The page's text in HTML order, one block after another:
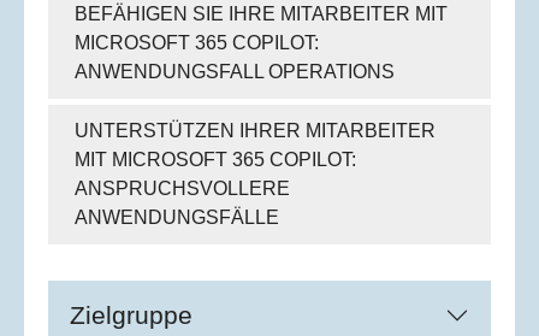
BEFÄHIGEN SIE IHRE MITARBEITER MIT
MICROSOFT 365 COPILOT:
ANWENDUNGSFALL OPERATIONS
UNTERSTÜTZEN IHRER MITARBEITER
MIT MICROSOFT 365 COPILOT:
ANSPRUCHSVOLLERE
ANWENDUNGSFÄLLE
Zielgruppe